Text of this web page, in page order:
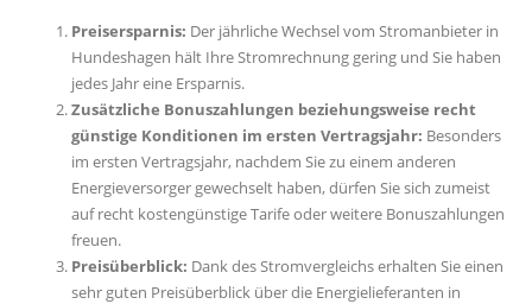
Preisersparnis: Der jährliche Wechsel vom Stromanbieter in
Hundeshagen hält Ihre Stromrechnung gering und Sie haben
jedes Jahr eine Ersparnis.
Zusätzliche Bonuszahlungen beziehungsweise recht
günstige Konditionen im ersten Vertragsjahr: Besonders
im ersten Vertragsjahr, nachdem Sie zu einem anderen
Energieversorger gewechselt haben, dürfen Sie sich zumeist
auf recht kostengünstige Tarife oder weitere Bonuszahlungen
freuen.
Preisüberblick: Dank des Stromvergleichs erhalten Sie einen
sehr guten Preisüberblick über die Energielieferanten in